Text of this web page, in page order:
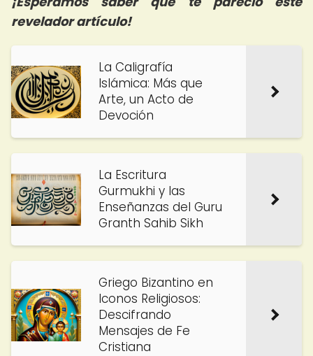
revelador artículo!
La Caligrafía
Islámica: Más que
Arte, un Acto de
Devoción
La Escritura
Gurmukhi y las
Enseñanzas del Guru
Granth Sahib Sikh
Griego Bizantino en
Iconos Religiosos:
Descifrando
Mensajes de Fe
Cristiana